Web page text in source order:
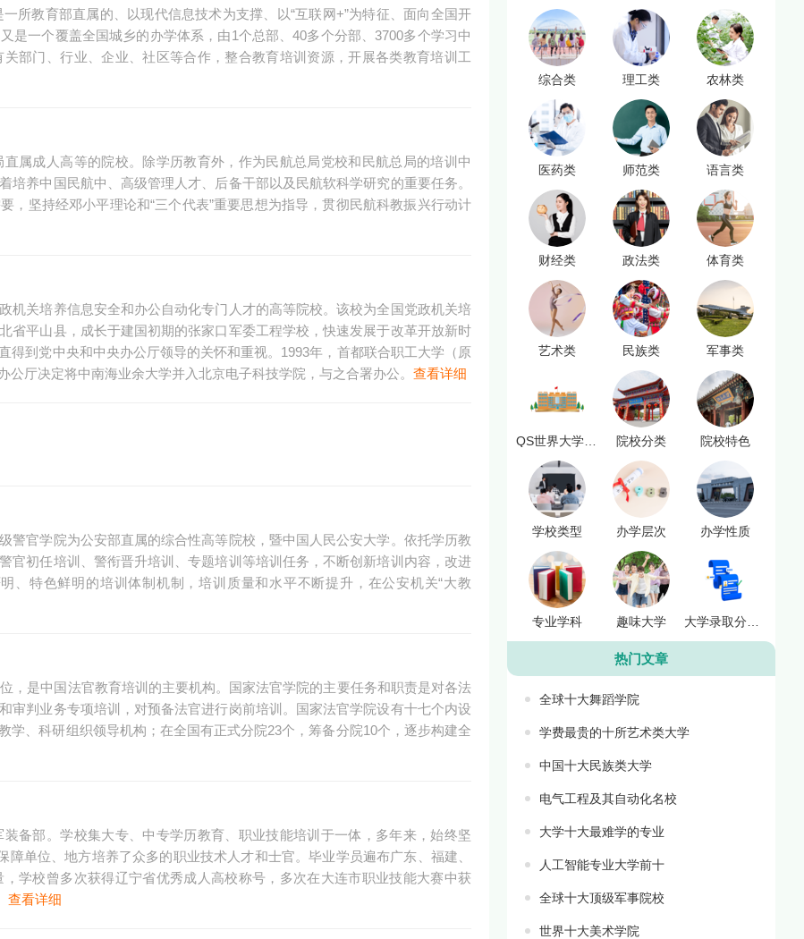
所教育部直属的、以现代信息技术为支撑、以“互联网+”为特征、面向全国开
是一个覆盖全国城乡的办学体系，由1个总部、40多个分部、3700多个学习中
部门、行业、企业、社区等合作，整合教育培训资源，开展各类教育培训工
属成人高等的院校。除学历教育外，作为民航总局党校和民航总局的培训中
养中国民航中、高级管理人才、后备干部以及民航软科学研究的重要任务。
，坚持经邓小平理论和“三个代表”重要思想为指导，贯彻民航科教振兴行动计
机关培养信息安全和办公自动化专门人才的高等院校。该校为全国党政机关培
省平山县，成长于建国初期的张家口军委工程学校，快速发展于改革开放新时
得到党中央和中央办公厅领导的关怀和重视。1993年，首都联合职工大学（原
厅决定将中南海业余大学并入北京电子科技学院，与之合署办公。 查看详细
警官学院为公安部直属的综合性高等院校，暨中国人民公安大学。依托学历教
官初任培训、警衔晋升培训、专题培训等培训任务，不断创新培训内容，改进
、特色鲜明的培训体制机制，培训质量和水平不断提升，在公安机关“大教
，是中国法官教育培训的主要机构。国家法官学院的主要任务和职责是对各法
审判业务专项培训，对预备法官进行岗前培训。国家法官学院设有十七个内设
、科研组织领导机构；在全国有正式分院23个，筹备分院10个，逐步构建全
备部。学校集大专、中专学历教育、职业技能培训于一体，多年来，始终坚
单位、地方培养了众多的职业技术人才和士官。毕业学员遍布广东、福建、
学校曾多次获得辽宁省优秀成人高校称号，多次在大连市职业技能大赛中获
查看详细
综合类 理工类 农林类
医药类 师范类 语言类
财经类 政法类 体育类
艺术类 民族类 军事类
院校分类 院校特色
学校类型 办学层次 办学性质
专业学科 趣味大学 大学录取分数线
热门文章
全球十大舞蹈学院
学费最贵的十所艺术类大学
中国十大民族类大学
电气工程及其自动化名校
大学十大最难学的专业
人工智能专业大学前十
全球十大顶级军事院校
世界十大美术学院